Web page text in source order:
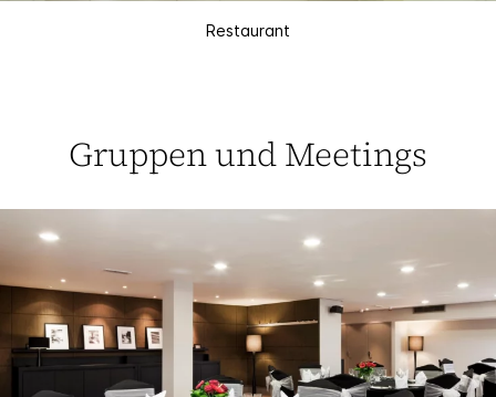
Restaurant
Gruppen und Meetings